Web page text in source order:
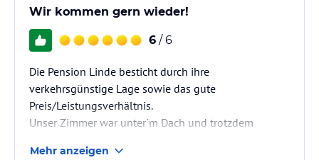
Wir kommen gern wieder!
6 / 6
Die Pension Linde besticht durch ihre
verkehrsgünstige Lage sowie das gute
Preis/Leistungsverhältnis.
Unser Zimmer war unter´m Dach und trotzdem
es ebenfalls.
Mehr anzeigen